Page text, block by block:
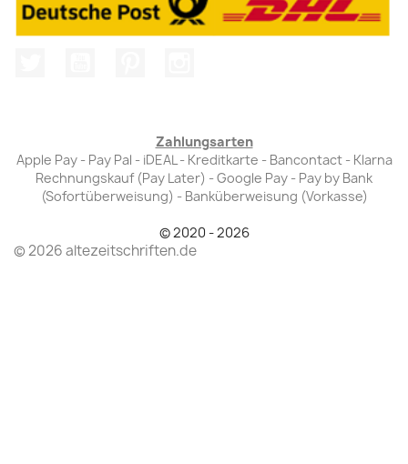
Zahlungsarten
Apple Pay - Pay Pal - iDEAL - Kreditkarte - Bancontact - Klarna
Rechnungskauf (Pay Later) - Google Pay - Pay by Bank
(Sofortüberweisung) - Banküberweisung (Vorkasse)
© 2020 - 2026
© 2026 altezeitschriften.de